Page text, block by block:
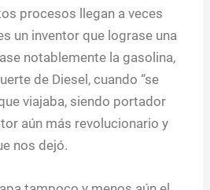
procesos llegan a veces
un inventor que lograse una
notablemente la gasolina,
de Diesel, cuando “se
viajaba, siendo portador
aún más revolucionario y
nos dejó.